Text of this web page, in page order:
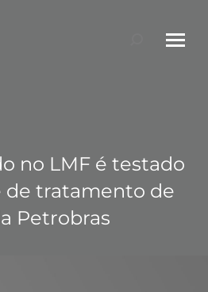
Search:
no LMF é testado
de tratamento de
Petrobras